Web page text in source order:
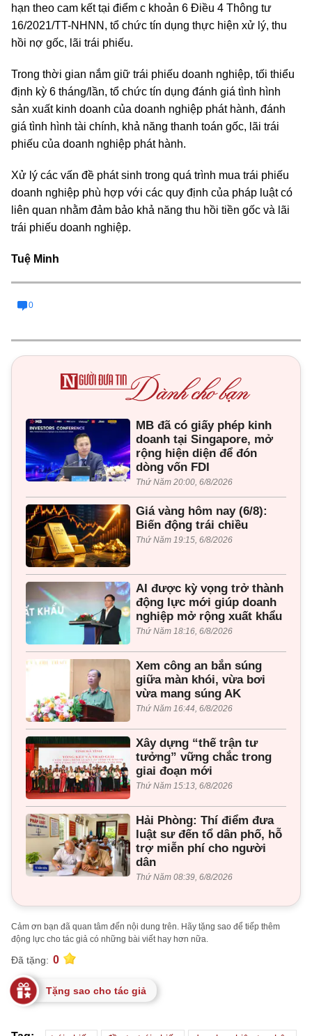
hạn theo cam kết tại điểm c khoản 6 Điều 4 Thông tư
16/2021/TT-NHNN, tổ chức tín dụng thực hiện xử lý, thu
hồi nợ gốc, lãi trái phiếu.
Trong thời gian nắm giữ trái phiếu doanh nghiệp, tối thiểu
định kỳ 6 tháng/lần, tổ chức tín dụng đánh giá tình hình
sản xuất kinh doanh của doanh nghiệp phát hành, đánh
giá tình hình tài chính, khả năng thanh toán gốc, lãi trái
phiếu của doanh nghiệp phát hành.
Xử lý các vấn đề phát sinh trong quá trình mua trái phiếu
doanh nghiệp phù hợp với các quy định của pháp luật có
liên quan nhằm đảm bảo khả năng thu hồi tiền gốc và lãi
trái phiếu doanh nghiệp.
Tuệ Minh
0
MB đã có giấy phép kinh
doanh tại Singapore, mở
rộng hiện diện để đón
dòng vốn FDI
Thứ Năm 20:00, 6/8/2026
Giá vàng hôm nay (6/8):
Biến động trái chiều
Thứ Năm 19:15, 6/8/2026
AI được kỳ vọng trở thành
động lực mới giúp doanh
nghiệp mở rộng xuất khẩu
Thứ Năm 18:16, 6/8/2026
Xem công an bắn súng
giữa màn khói, vừa bơi
vừa mang súng AK
Thứ Năm 16:44, 6/8/2026
Xây dựng “thế trận tư
tưởng” vững chắc trong
giai đoạn mới
Thứ Năm 15:13, 6/8/2026
Hải Phòng: Thí điểm đưa
luật sư đến tổ dân phố, hỗ
trợ miễn phí cho người
dân
Thứ Năm 08:39, 6/8/2026
Cảm ơn bạn đã quan tâm đến nội dung trên. Hãy tặng sao để tiếp thêm
động lực cho tác giả có những bài viết hay hơn nữa.
Đã tặng: 0
Tặng sao cho tác giả